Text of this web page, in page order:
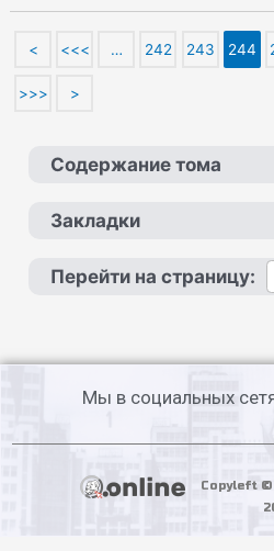
< <<< … 242 243 244
>>> >
Содержание тома
Закладки
Перейти на страницу:
Мы в социальных
Copyleft